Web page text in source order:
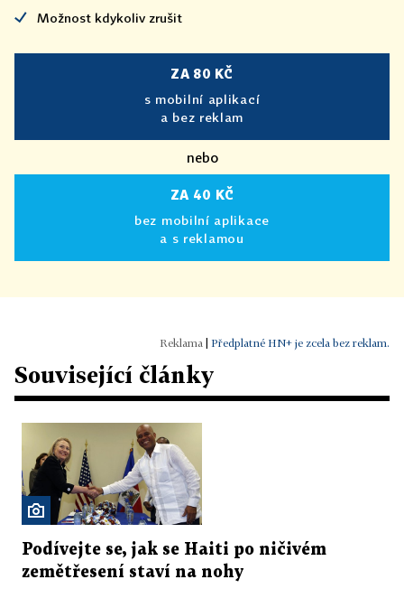
Možnost kdykoliv zrušit
ZA 80 KČ
s mobilní aplikací
a bez reklam
nebo
ZA 40 KČ
bez mobilní aplikace
a s reklamou
Předplatné HN+ je zcela bez reklam.
Související články
Podívejte se, jak se Haiti po ničivém
zemětřesení staví na nohy